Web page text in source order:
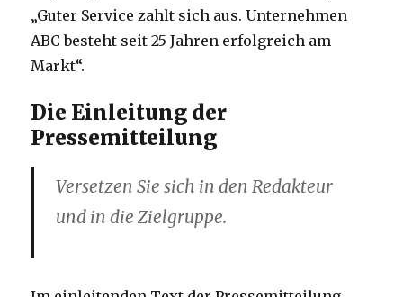
„Guter Service zahlt sich aus. Unternehmen
ABC besteht seit 25 Jahren erfolgreich am
Markt“.
Die Einleitung der
Pressemitteilung
Versetzen Sie sich in den Redakteur
und in die Zielgruppe.